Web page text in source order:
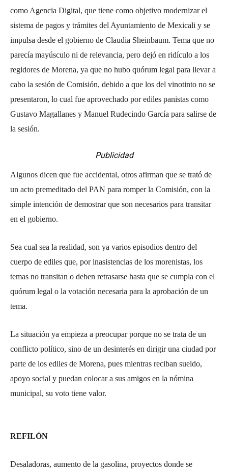
como Agencia Digital, que tiene como objetivo modernizar el
sistema de pagos y trámites del Ayuntamiento de Mexicali y se
impulsa desde el gobierno de Claudia Sheinbaum. Tema que no
parecía mayúsculo ni de relevancia, pero dejó en ridículo a los
regidores de Morena, ya que no hubo quórum legal para llevar a
cabo la sesión de Comisión, debido a que los del vinotinto no se
presentaron, lo cual fue aprovechado por ediles panistas como
Gustavo Magallanes y Manuel Rudecindo García para salirse de
la sesión.
Publicidad
Algunos dicen que fue accidental, otros afirman que se trató de
un acto premeditado del PAN para romper la Comisión, con la
simple intención de demostrar que son necesarios para transitar
en el gobierno.
Sea cual sea la realidad, son ya varios episodios dentro del
cuerpo de ediles que, por inasistencias de los morenistas, los
temas no transitan o deben retrasarse hasta que se cumpla con el
quórum legal o la votación necesaria para la aprobación de un
tema.
La situación ya empieza a preocupar porque no se trata de un
conflicto político, sino de un desinterés en dirigir una ciudad por
parte de los ediles de Morena, pues mientras reciban sueldo,
apoyo social y puedan colocar a sus amigos en la nómina
municipal, su voto tiene valor.
REFILÓN
Desaladoras, aumento de la gasolina, proyectos donde se